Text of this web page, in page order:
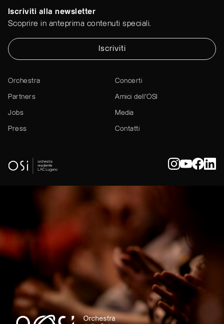
Iscriviti alla newsletter
Scoprire in anteprima contenuti speciali.
Iscriviti
Orchestra Concerti
Partners Amici dell’OSI
Jobs Media
Press Contatti